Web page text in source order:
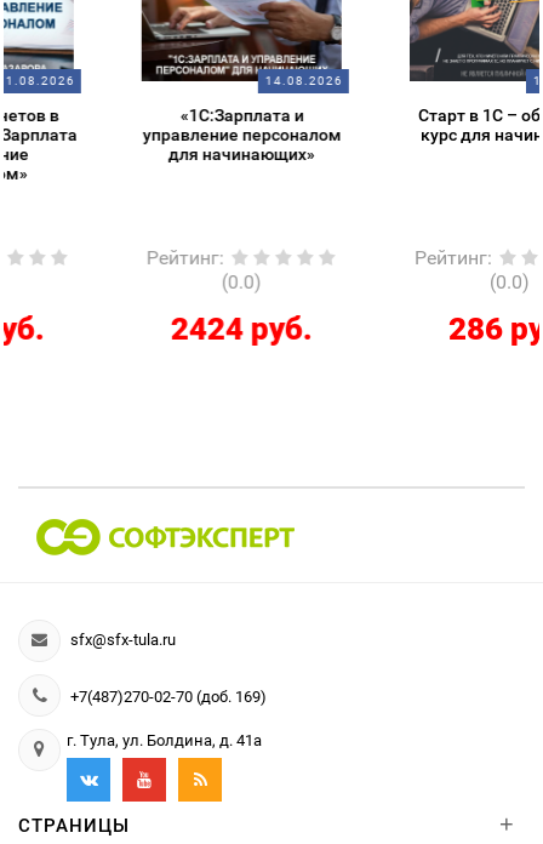
14.08.2026
«1С:Зарплата и
управление персоналом
для начинающих»
Рейтинг
2424 руб.
14.08.2026
Старт в 1С – обзорный
курс для начинающих
Рейтинг
286 руб.
sfx@sfx-tula.ru
+7(487)270-02-70 (доб. 169)
г. Тула, ул. Болдина, д. 41а
СТРАНИЦЫ +